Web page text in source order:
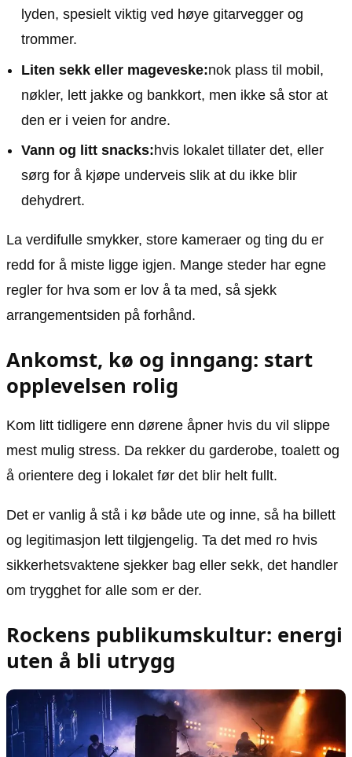
lyden, spesielt viktig ved høye gitarvegger og
trommer.
Liten sekk eller mageveske:nok plass til mobil,
nøkler, lett jakke og bankkort, men ikke så stor at
den er i veien for andre.
Vann og litt snacks:hvis lokalet tillater det, eller
sørg for å kjøpe underveis slik at du ikke blir
dehydrert.
La verdifulle smykker, store kameraer og ting du er
redd for å miste ligge igjen. Mange steder har egne
regler for hva som er lov å ta med, så sjekk
arrangementsiden på forhånd.
Ankomst, kø og inngang: start
opplevelsen rolig
Kom litt tidligere enn dørene åpner hvis du vil slippe
mest mulig stress. Da rekker du garderobe, toalett og
å orientere deg i lokalet før det blir helt fullt.
Det er vanlig å stå i kø både ute og inne, så ha billett
og legitimasjon lett tilgjengelig. Ta det med ro hvis
sikkerhetsvaktene sjekker bag eller sekk, det handler
om trygghet for alle som er der.
Rockens publikumskultur: energi
uten å bli utrygg